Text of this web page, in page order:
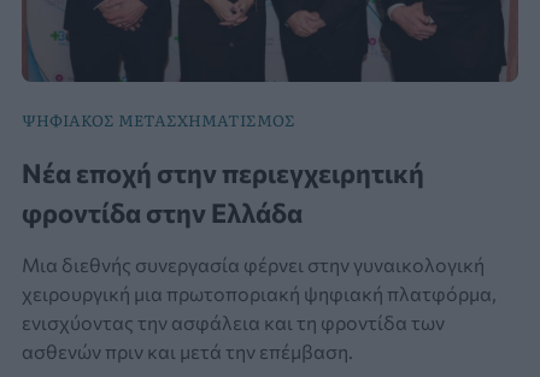
ΨΗΦΙΑΚΟΣ ΜΕΤΑΣΧΗΜΑΤΙΣΜΟΣ
Νέα εποχή στην περιεγχειρητική
φροντίδα στην Ελλάδα
Μια διεθνής συνεργασία φέρνει στην γυναικολογική
χειρουργική μια πρωτοποριακή ψηφιακή πλατφόρμα,
ενισχύοντας την ασφάλεια και τη φροντίδα των
ασθενών πριν και μετά την επέμβαση.